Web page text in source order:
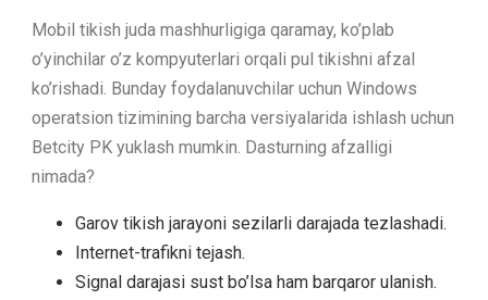
Mobil tikish juda mashhurligiga qaramay, ko’plab
o’yinchilar o’z kompyuterlari orqali pul tikishni afzal
ko’rishadi. Bunday foydalanuvchilar uchun Windows
operatsion tizimining barcha versiyalarida ishlash uchun
Betcity PK yuklash mumkin. Dasturning afzalligi
nimada?
Garov tikish jarayoni sezilarli darajada tezlashadi.
Internet-trafikni tejash.
Signal darajasi sust bo’lsa ham barqaror ulanish.